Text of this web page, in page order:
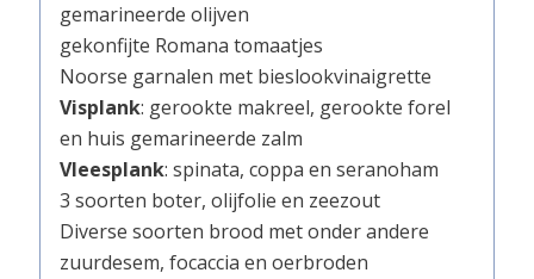
gemarineerde olijven
gekonfijte Romana tomaatjes
Noorse garnalen met bieslookvinaigrette
Visplank: gerookte makreel, gerookte forel
en huis gemarineerde zalm
Vleesplank: spinata, coppa en seranoham
3 soorten boter, olijfolie en zeezout
Diverse soorten brood met onder andere
zuurdesem, focaccia en oerbroden